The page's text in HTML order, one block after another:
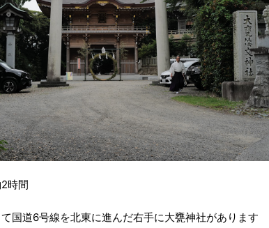
時間
国道6号線を北東に進んだ右手に大甕神社があります